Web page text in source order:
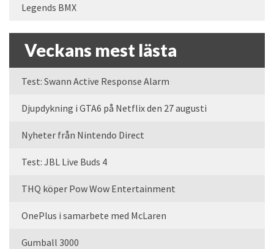
Legends BMX
Veckans mest lästa
Test: Swann Active Response Alarm
Djupdykning i GTA6 på Netflix den 27 augusti
Nyheter från Nintendo Direct
Test: JBL Live Buds 4
THQ köper Pow Wow Entertainment
OnePlus i samarbete med McLaren
Gumball 3000